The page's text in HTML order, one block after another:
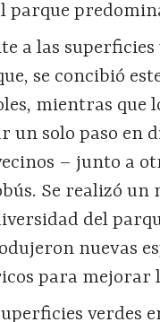
parque
a las superficies
se concibió
mientras que
un solo paso en
– junto a
ús. Se realizóun
del
nuevas
para mejorar
verdes